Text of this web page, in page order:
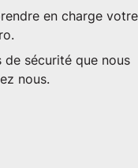
en charge votre
de sécurité que nous
nous.